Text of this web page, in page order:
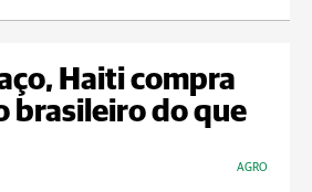
Haiti compra
brasileiro do que
AGRO